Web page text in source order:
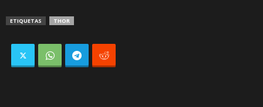
ETIQUETAS THOR